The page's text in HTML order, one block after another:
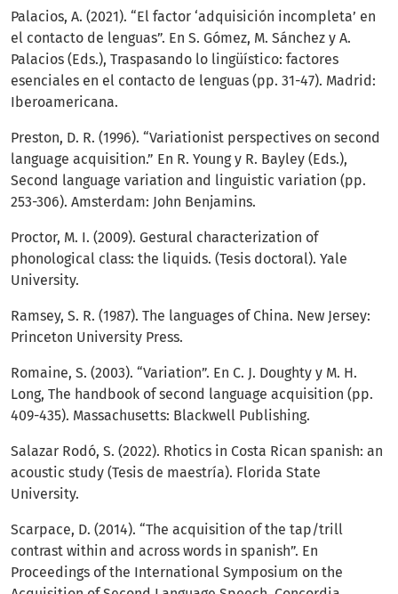
Palacios, A. (2021). “El factor ‘adquisición incompleta’ en
el contacto de lenguas”. En S. Gómez, M. Sánchez y A.
Palacios (Eds.), Traspasando lo lingüístico: factores
esenciales en el contacto de lenguas (pp. 31-47). Madrid:
Iberoamericana.
Preston, D. R. (1996). “Variationist perspectives on second
language acquisition.” En R. Young y R. Bayley (Eds.),
Second language variation and linguistic variation (pp.
253-306). Amsterdam: John Benjamins.
Proctor, M. I. (2009). Gestural characterization of
phonological class: the liquids. (Tesis doctoral). Yale
University.
Ramsey, S. R. (1987). The languages of China. New Jersey:
Princeton University Press.
Romaine, S. (2003). “Variation”. En C. J. Doughty y M. H.
Long, The handbook of second language acquisition (pp.
409-435). Massachusetts: Blackwell Publishing.
Salazar Rodó, S. (2022). Rhotics in Costa Rican spanish: an
acoustic study (Tesis de maestría). Florida State
University.
Scarpace, D. (2014). “The acquisition of the tap/trill
contrast within and across words in spanish”. En
Proceedings of the International Symposium on the